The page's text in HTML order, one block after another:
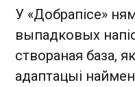
У «Добрапісе»
выпадковых
створаная база,
адаптацыі